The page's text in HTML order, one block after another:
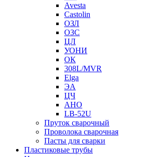
Avesta
Castolin
ОЗЛ
ОЗС
ЦЛ
УОНИ
ОК
308L/MVR
Elga
ЭА
ЦЧ
АНО
LB-52U
Пруток сварочный
Проволока сварочная
Пасты для сварки
Пластиковые трубы